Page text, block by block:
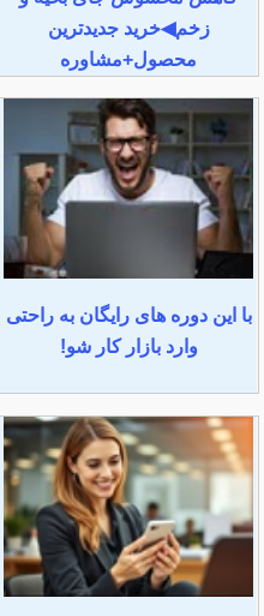
زخم◀خرید جدیدترین
محصول+مشاوره
با این دوره های رایگان به راحتی
وارد بازار کار شو!